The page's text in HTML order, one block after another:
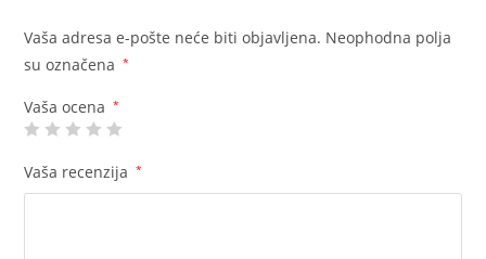
Vaša adresa e-pošte neće biti objavljena. Neophodna polja
su označena
*
Vaša ocena *
Vaša recenzija *